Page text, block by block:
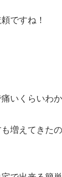
ですね！
いくらいわか
増えてきた